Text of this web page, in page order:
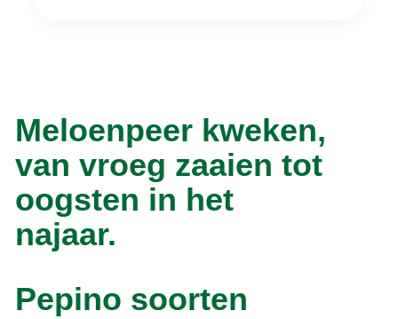
Meloenpeer kweken,
van vroeg zaaien tot
oogsten in het
najaar.
Pepino soorten